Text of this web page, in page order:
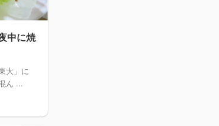
中に焼
大」に
ん ...